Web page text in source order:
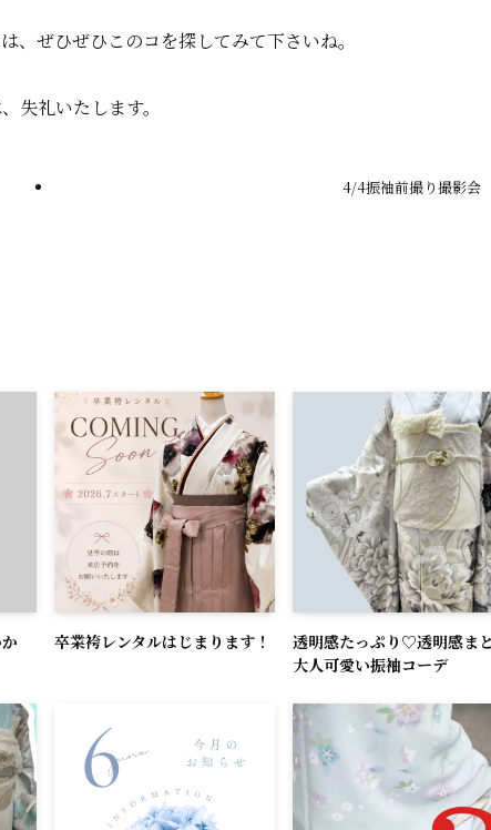
、ぜひぜひこのコを探してみて下さいね。
失礼いたします。
4/4振袖前撮り撮影会
卒業袴レンタルはじまります！
透明感たっぷり♡透明感ま
大人可愛い振袖コーデ